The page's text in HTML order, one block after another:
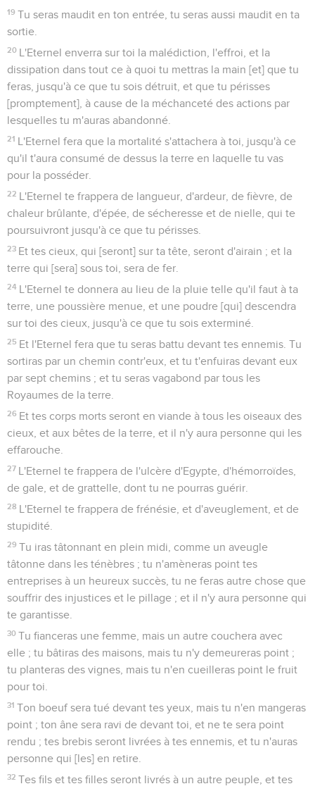
19 Tu seras maudit en ton entrée, tu seras aussi maudit en ta
sortie.
20 L'Eternel enverra sur toi la malédiction, l'effroi, et la
dissipation dans tout ce à quoi tu mettras la main [et] que tu
feras, jusqu'à ce que tu sois détruit, et que tu périsses
[promptement], à cause de la méchanceté des actions par
lesquelles tu m'auras abandonné.
21 L'Eternel fera que la mortalité s'attachera à toi, jusqu'à ce
qu'il t'aura consumé de dessus la terre en laquelle tu vas
pour la posséder.
22 L'Eternel te frappera de langueur, d'ardeur, de fièvre, de
chaleur brûlante, d'épée, de sécheresse et de nielle, qui te
poursuivront jusqu'à ce que tu périsses.
23 Et tes cieux, qui [seront] sur ta tête, seront d'airain ; et la
terre qui [sera] sous toi, sera de fer.
24 L'Eternel te donnera au lieu de la pluie telle qu'il faut à ta
terre, une poussière menue, et une poudre [qui] descendra
sur toi des cieux, jusqu'à ce que tu sois exterminé.
25 Et l'Eternel fera que tu seras battu devant tes ennemis. Tu
sortiras par un chemin contr'eux, et tu t'enfuiras devant eux
par sept chemins ; et tu seras vagabond par tous les
Royaumes de la terre.
26 Et tes corps morts seront en viande à tous les oiseaux des
cieux, et aux bêtes de la terre, et il n'y aura personne qui les
effarouche.
27 L'Eternel te frappera de l'ulcère d'Egypte, d'hémorroïdes,
de gale, et de grattelle, dont tu ne pourras guérir.
28 L'Eternel te frappera de frénésie, et d'aveuglement, et de
stupidité.
29 Tu iras tâtonnant en plein midi, comme un aveugle
tâtonne dans les ténèbres ; tu n'amèneras point tes
entreprises à un heureux succès, tu ne feras autre chose que
souffrir des injustices et le pillage ; et il n'y aura personne qui
te garantisse.
30 Tu fianceras une femme, mais un autre couchera avec
elle ; tu bâtiras des maisons, mais tu n'y demeureras point ;
tu planteras des vignes, mais tu n'en cueilleras point le fruit
pour toi.
31 Ton boeuf sera tué devant tes yeux, mais tu n'en mangeras
point ; ton âne sera ravi de devant toi, et ne te sera point
rendu ; tes brebis seront livrées à tes ennemis, et tu n'auras
personne qui [les] en retire.
32 Tes fils et tes filles seront livrés à un autre peuple, et tes